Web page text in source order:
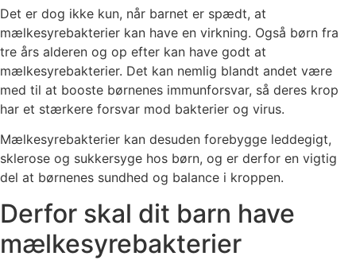
Det er dog ikke kun, når barnet er spædt, at
mælkesyrebakterier kan have en virkning. Også børn fra
tre års alderen og op efter kan have godt at
mælkesyrebakterier. Det kan nemlig blandt andet være
med til at booste børnenes immunforsvar, så deres krop
har et stærkere forsvar mod bakterier og virus.
Mælkesyrebakterier kan desuden forebygge leddegigt,
sklerose og sukkersyge hos børn, og er derfor en vigtig
del at børnenes sundhed og balance i kroppen.
Derfor skal dit barn have
mælkesyrebakterier